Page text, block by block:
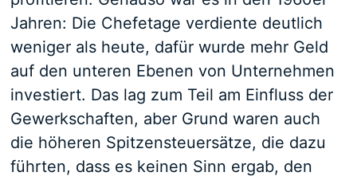
Jahren: Die Chefetage verdiente deutlich
weniger als heute, dafür wurde mehr Geld
auf den unteren Ebenen von Unternehmen
investiert. Das lag zum Teil am Einfluss der
Gewerkschaften, aber Grund waren auch
die höheren Spitzensteuersätze, die dazu
führten, dass es keinen Sinn ergab, den